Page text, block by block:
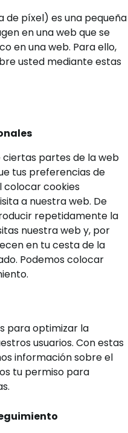
de píxel) es una pequeña
en una web que se
en una web. Para ello,
usted mediante estas
ciertas partes de la web
tus preferencias de
colocar cookies
a nuestra web. De
repetidamente la
nuestra web y, por
en tu cesta de la
Podemos colocar
para optimizar la
usuarios. Con estas
información sobre el
tu permiso para